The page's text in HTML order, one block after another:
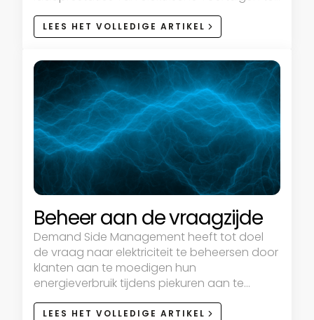
optimaliseren.
LEES HET VOLLEDIGE ARTIKEL
Beheer aan de vraagzijde
Demand Side Management heeft tot doel
de vraag naar elektriciteit te beheersen door
klanten aan te moedigen hun
energieverbruik tijdens piekuren aan te
passen of hun totale verbruik te verlagen.
LEES HET VOLLEDIGE ARTIKEL